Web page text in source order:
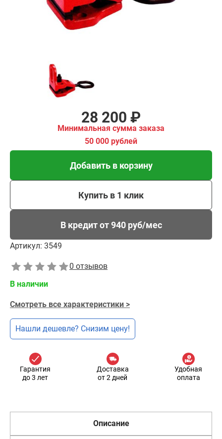
28 200 ₽
Минимальная сумма заказа
50 000 рублей
Добавить в корзину
Купить в 1 клик
В кредит от 940 руб/мес
Артикул: 3549
0 отзывов
В наличии
Смотреть все характеристики >
Нашли дешевле? Снизим цену!
Гарантия
до 3 лет
Доставка
от 2 дней
Удобная
оплата
Описание
Купить в 1 клик
В кредит от 940 руб/
мес